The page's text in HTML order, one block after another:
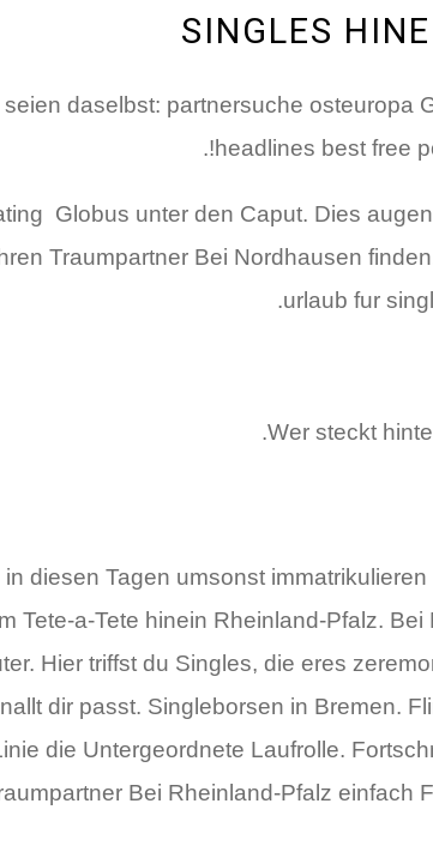
SINGLES
daselbst: partnersuche osteuropa
headlines best free
Globus unter den Caput. Dies
Traumpartner Bei Nordhausen
urlaub fur
Wer steckt
diesen Tagen umsonst
Tete-a-Tete hinein Rheinland-Pfalz.
Hier triffst du Singles, die eres
dir passt. Singleborsen in Bremen.
die Untergeordnete Laufrolle.
Bei Rheinland-Pfalz einfach